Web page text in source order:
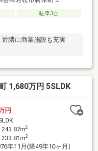
駐車3台
隣に商業施設も充実
1,680万円 5SLDK
円
243.87m2
233.81m2
年11月(築49年10ヶ月)